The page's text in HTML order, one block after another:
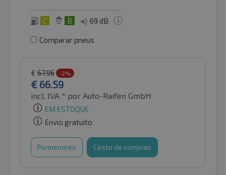
C B 69 dB
Comparar pneus
€ 67.96 -2%
€ 66.59
incl. IVA * por Auto-Raifen GmbH
EM ESTOQUE
Envio gratuito
Pormenores Cesto de compras